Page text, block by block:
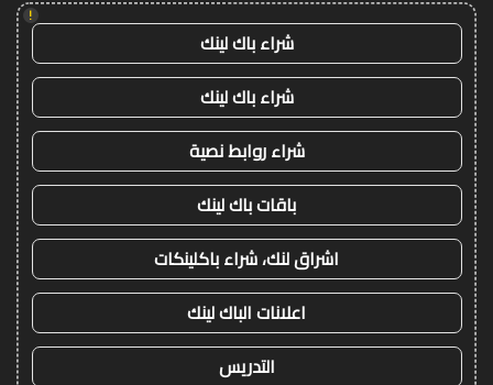
!
شراء باك لينك
شراء باك لينك
شراء روابط نصية
باقات باك لينك
اشراق لنك، شراء باكلينكات
اعلانات الباك لينك
التدريس